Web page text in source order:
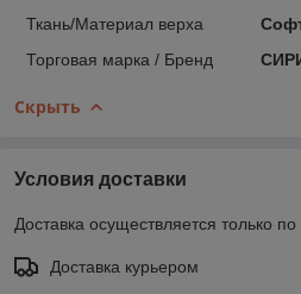
Ткань/Материал верха
Торговая марка / Бренд
Скрыть
Условия доставки
Доставка осуществляется только по
Доставка курьером